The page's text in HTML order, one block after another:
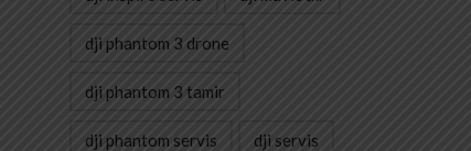
dji phantom 3 drone
dji phantom 3 tamir
dji phantom servis dji servis